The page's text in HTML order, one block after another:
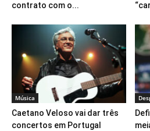
contrato com o...
Música
Caetano Veloso vai dar três
concertos em Portugal